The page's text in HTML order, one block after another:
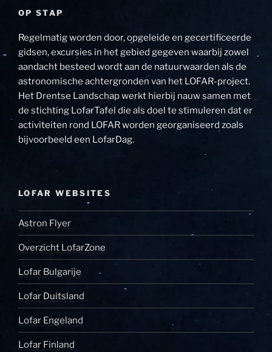
OP STAP
Regelmatig worden door, opgeleide en gecertificeerde
gidsen, excursies in het gebied gegeven waarbij zowel
aandacht besteed wordt aan de natuurwaarden als de
astronomische achtergronden van het LOFAR-project.
Het Drentse Landschap werkt hierbij nauw samen met
de stichting LofarTafel die als doel te stimuleren dat er
activiteiten rond LOFAR worden georganiseerd zoals
bijvoorbeeld een LofarDag.
LOFAR WEBSITES
Astron Flyer
Overzicht LofarZone
Lofar Bulgarije
Lofar Duitsland
Lofar Engeland
Lofar Finland